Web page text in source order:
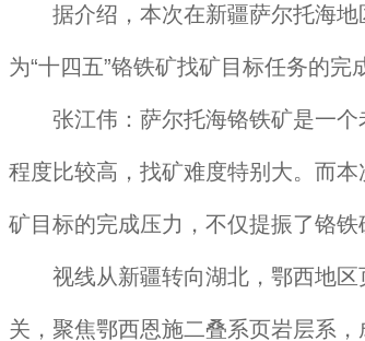
据介绍，本次在新疆萨尔托海地
为“十四五”铬铁矿找矿目标任务的
张江伟：萨尔托海铬铁矿是一个
程度比较高，找矿难度特别大。而
矿目标的完成压力，不仅提振了铬
视线从新疆转向湖北，鄂西地区
关，聚焦鄂西恩施二叠系页岩层系